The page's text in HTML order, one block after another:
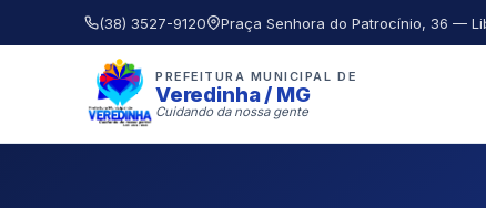
(38) 3527-9120 Praça Senhora do Patrocínio, 36 —
PREFEITURA MUNICIPAL DE
Veredinha / MG
Cuidando da nossa gente